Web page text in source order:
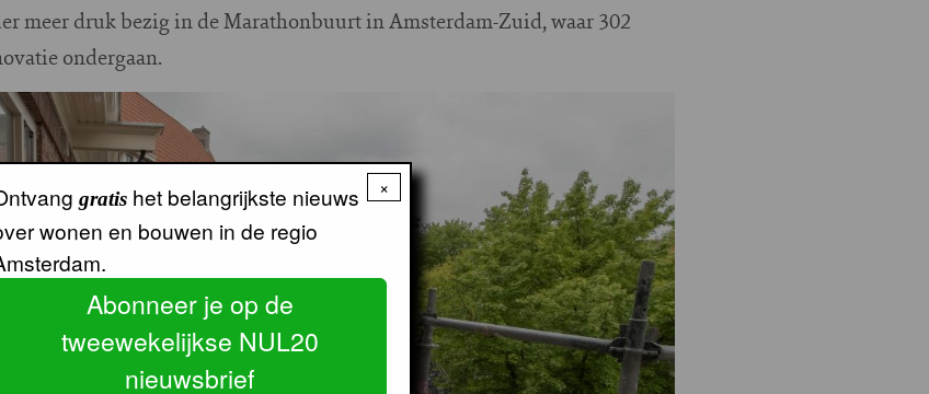
meer druk bezig in de Marathonbuurt in Amsterdam-Zuid, waar 302
ondergaan.
×
gratis het belangrijkste nieuws
wonen en bouwen in de regio
Abonneer je op de
tweewekelijkse NUL20
nieuwsbrief